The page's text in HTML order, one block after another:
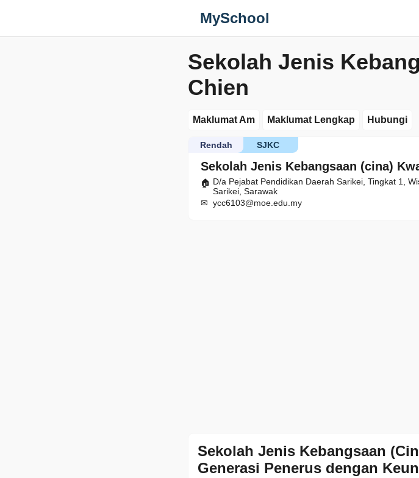
MySchool
Sekolah Jenis
Chien
Maklumat Am Maklumat Lengkap Hubungi
Sekolah Jenis Kebangsaan (cina)
SJKC
Rendah
D/a Pejabat Pendidikan Daerah Sarikei, Tingkat 1,
Sarikei, Sarawak
ycc6103@moe.edu.my
Sekolah Jenis Kebangsaan
Generasi Penerus dengan